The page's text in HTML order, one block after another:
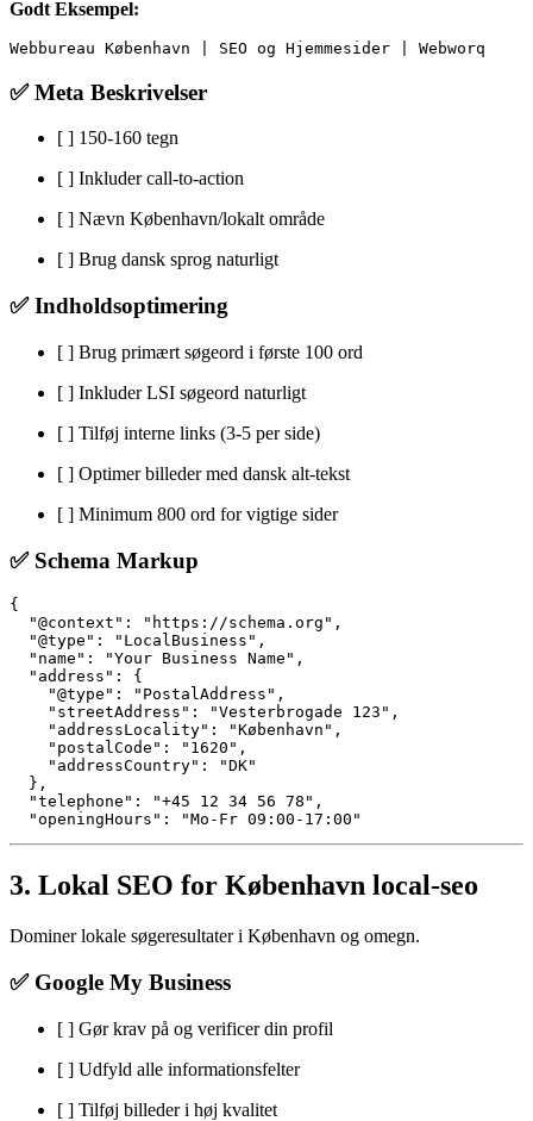
Godt Eksempel:
✅ Meta Beskrivelser
[ ] 150-160 tegn
[ ] Inkluder call-to-action
[ ] Nævn København/lokalt område
[ ] Brug dansk sprog naturligt
✅ Indholdsoptimering
[ ] Brug primært søgeord i første 100 ord
[ ] Inkluder LSI søgeord naturligt
[ ] Tilføj interne links (3-5 per side)
[ ] Optimer billeder med dansk alt-tekst
[ ] Minimum 800 ord for vigtige sider
✅ Schema Markup
{
  "@context": "https://schema.org",
  "@type": "LocalBusiness",
  "name": "Your Business Name",
  "address": {
    "@type": "PostalAddress",
    "streetAddress": "Vesterbrogade 123",
    "addressLocality": "København",
    "postalCode": "1620",
    "addressCountry": "DK"
  },
  "telephone": "+45 12 34 56 78",
3. Lokal SEO for København local-seo
Dominer lokale søgeresultater i København og omegn.
✅ Google My Business
[ ] Gør krav på og verificer din profil
[ ] Udfyld alle informationsfelter
[ ] Tilføj billeder i høj kvalitet